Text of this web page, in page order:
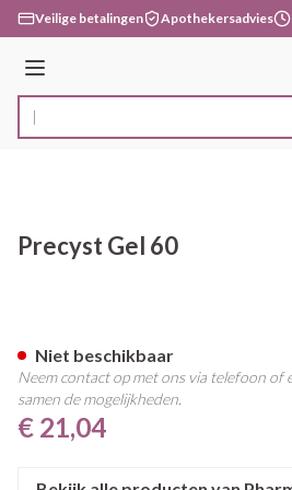
Ga naar de inhoud
Veilige betalingen Apothekersadvies
Menu
Product, merk, categorie...
Precyst Gel 60
€ 21,04
Niet beschikbaar
Neem contact op met ons via telefoon of
samen de mogelijkheden.